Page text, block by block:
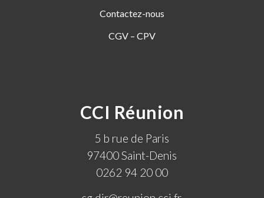
Contactez-nous
CGV – CPV
CCI Réunion
5 b rue de Paris
97400 Saint-Denis
0262 94 20 00